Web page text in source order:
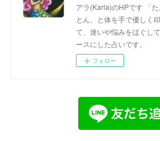
アラ(Karla)のHPです 「
とん、と体を手で優しく
て、迷いや悩みをほぐし
ースにした占いです。
フォロー